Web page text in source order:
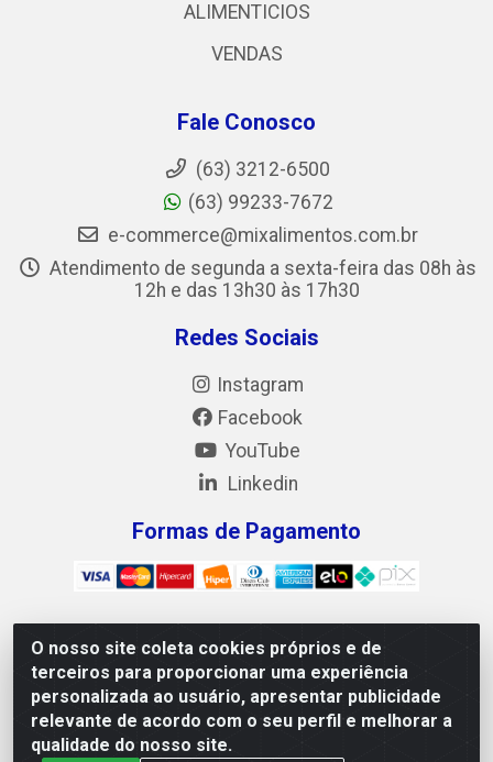
O nosso site coleta cookies próprios e de
terceiros para proporcionar uma experiência
personalizada ao usuário, apresentar publicidade
relevante de acordo com o seu perfil e melhorar a
qualidade do nosso site.
ALIMENTICIOS
VENDAS
Fale Conosco
(63) 3212-6500
(63) 99233-7672
e-commerce@mixalimentos.com.br
Atendimento de segunda a sexta-feira das 08h às
12h e das 13h30 às 17h30
Redes Sociais
Instagram
Facebook
YouTube
Linkedin
Formas de Pagamento
Mix Alimentos LTDA - Quadra Asr Ne 55 (412 Norte), Alameda
02, S/N - Plano Diretor Norte, Palmas/TO - CEP 77.006-540 -
CNPJ 05.922.500/0001-02